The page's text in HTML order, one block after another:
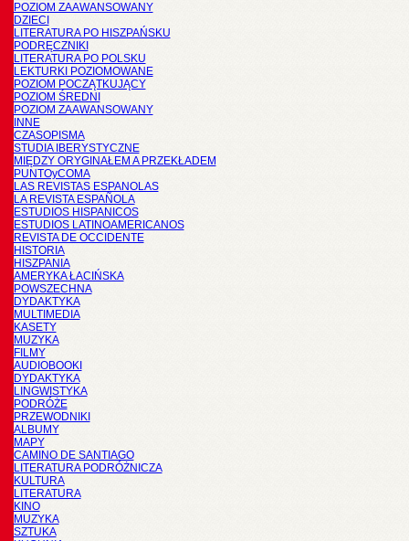
POZIOM ZAAWANSOWANY
DZIECI
LITERATURA PO HISZPAŃSKU
PODRĘCZNIKI
LITERATURA PO POLSKU
LEKTURKI POZIOMOWANE
POZIOM POCZĄTKUJĄCY
POZIOM ŚREDNI
POZIOM ZAAWANSOWANY
INNE
CZASOPISMA
STUDIA IBERYSTYCZNE
MIĘDZY ORYGINAŁEM A PRZEKŁADEM
PUNTOyCOMA
LAS REVISTAS ESPANOLAS
LA REVISTA ESPAÑOLA
ESTUDIOS HISPANICOS
ESTUDIOS LATINOAMERICANOS
REVISTA DE OCCIDENTE
HISTORIA
HISZPANIA
AMERYKA ŁACIŃSKA
POWSZECHNA
DYDAKTYKA
MULTIMEDIA
KASETY
MUZYKA
FILMY
AUDIOBOOKI
DYDAKTYKA
LINGWISTYKA
PODRÓŻE
PRZEWODNIKI
ALBUMY
MAPY
CAMINO DE SANTIAGO
LITERATURA PODRÓŻNICZA
KULTURA
LITERATURA
KINO
MUZYKA
SZTUKA